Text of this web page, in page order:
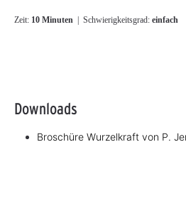
Zeit: 10 Minuten | Schwierigkeitsgrad: einfach
Downloads
Broschüre Wurzelkraft von P.